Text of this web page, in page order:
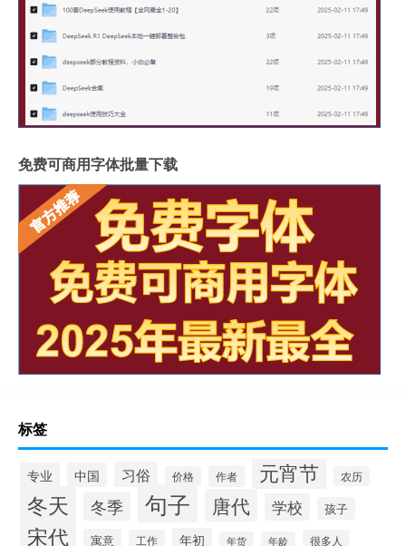
免费可商用字体批量下载
标签
专业 中国 习俗 价格 作者 元宵节 农历
冬天 冬季 句子 唐代 学校 孩子
宋代 寓意 工作 年初 年货 年龄 很多人